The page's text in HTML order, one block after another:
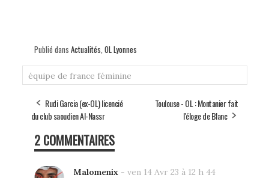
Publié dans Actualités OL Lyonnes
équipe de france féminine
Rudi Garcia (ex-OL) licencié
du club saoudien Al-Nassr
Toulouse - OL : Montanier fait
l'éloge de Blanc
2 COMMENTAIRES
Malomenix - ven 14 Avr 23 à 12 h 44